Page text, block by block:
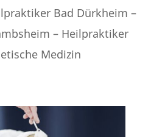
Bad Dürkheim –
– Heilpraktiker
Medizin